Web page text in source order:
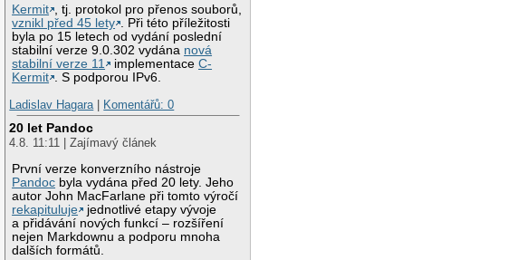
Kermit , tj. protokol pro přenos souborů,
vznikl před 45 lety . Při této příležitosti
byla po 15 letech od vydání poslední
stabilní verze 9.0.302 vydána nová
stabilní verze 11
implementaceC-
Kermit . S podporou IPv6.
Ladislav Hagara | Komentářů: 0
20 let Pandoc
4.8. 11:11 | Zajímavý článek
První verze konverzního nástroje
Pandoc byla vydána před 20 lety. Jeho
autor John MacFarlane při tomto výročí
rekapituluje
jednotlivé etapy vývoje
a přidávání nových funkcí – rozšíření
nejen Markdownu a podporu mnoha
dalších formátů.